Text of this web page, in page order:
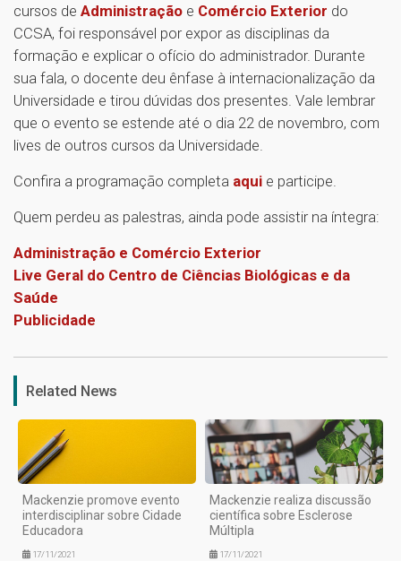
cursos de Administração e Comércio Exterior do
CCSA, foi responsável por expor as disciplinas da
formação e explicar o ofício do administrador. Durante
sua fala, o docente deu ênfase à internacionalização da
Universidade e tirou dúvidas dos presentes. Vale lembrar
que o evento se estende até o dia 22 de novembro, com
lives de outros cursos da Universidade.
Confira a programação completa aqui e participe.
Quem perdeu as palestras, ainda pode assistir na íntegra:
Administração e Comércio Exterior
Live Geral do Centro de Ciências Biológicas e da
Saúde
Publicidade
Related News
Mackenzie promove evento
interdisciplinar sobre Cidade
Educadora
17/11/2021
Mackenzie realiza discussão
científica sobre Esclerose
Múltipla
17/11/2021